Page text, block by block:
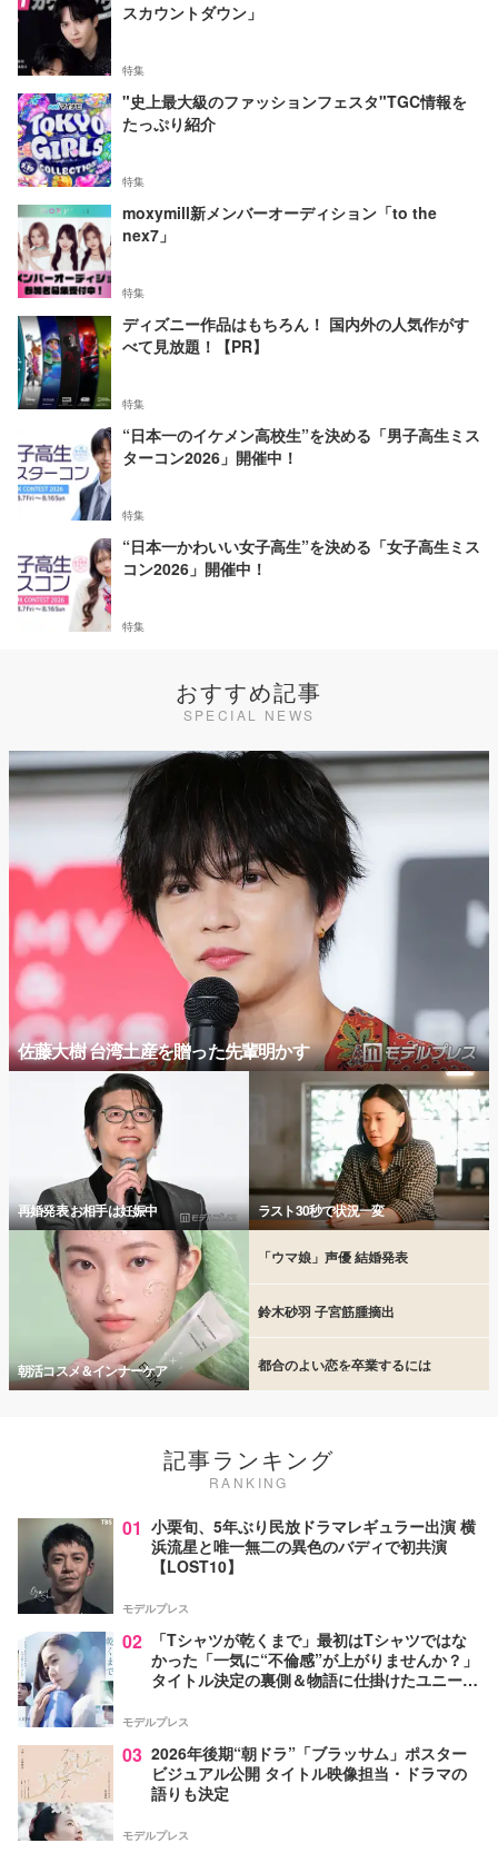
スカウントダウン」
特集
"史上最大級のファッションフェスタ"TGC情報を
たっぷり紹介
特集
moxymill新メンバーオーディション「to the
nex7」
特集
ディズニー作品はもちろん！ 国内外の人気作がす
べて見放題！【PR】
特集
“日本一のイケメン高校生”を決める「男子高生ミス
ターコン2026」開催中！
特集
“日本一かわいい女子高生”を決める「女子高生ミス
コン2026」開催中！
特集
おすすめ記事
SPECIAL NEWS
佐藤大樹 台湾土産を贈った先輩明かす
再婚発表 お相手は妊娠中 ラスト30秒で状況一変
朝活コスメ＆インナーケア
「ウマ娘」声優 結婚発表
鈴木砂羽 子宮筋腫摘出
都合のよい恋を卒業するには
記事ランキング
RANKING
01 小栗旬、5年ぶり民放ドラマレギュラー出演 横
浜流星と唯一無二の異色のバディで初共演
【LOST10】
モデルプレス
02
「Tシャツが乾くまで」最初はTシャツではな
かった「一気に“不倫感”が上がりませんか？」
タイトル決定の裏側＆物語に仕掛けたユニーク
モデルプレス
03 2026年後期“朝ドラ”「ブラッサム」ポスター
ビジュアル公開 タイトル映像担当・ドラマの
語りも決定
モデルプレス